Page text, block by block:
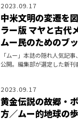
2023.09.17
中米文明の変遷を
ラー版 マヤと古代
ムー民のためのブ
「ムー」本誌の隠れ人気記
公開。編集部が選定した新刊
2023.09.17
黄金伝説の故郷・
方／ムー的地球の